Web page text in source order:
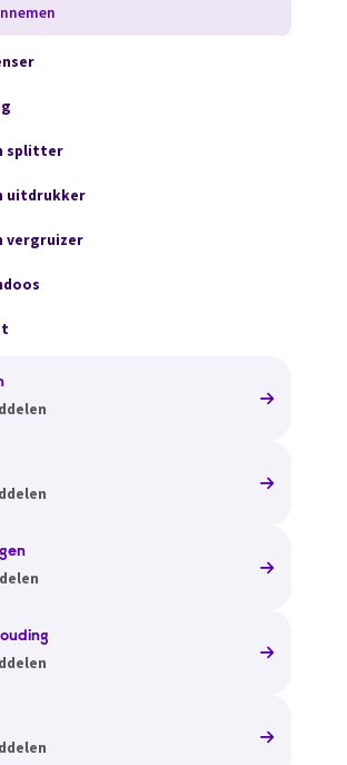
splitter
uitdrukker
vergruizer